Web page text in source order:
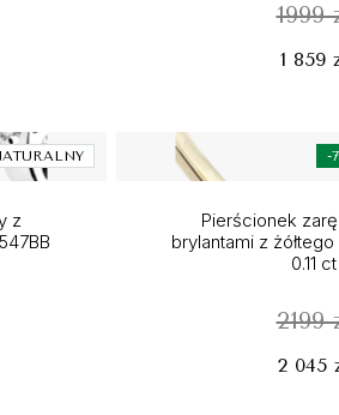
1999
1 859
z
-
Pierścionek
brylantami z żółtego
0.11 ct
2199
2 045